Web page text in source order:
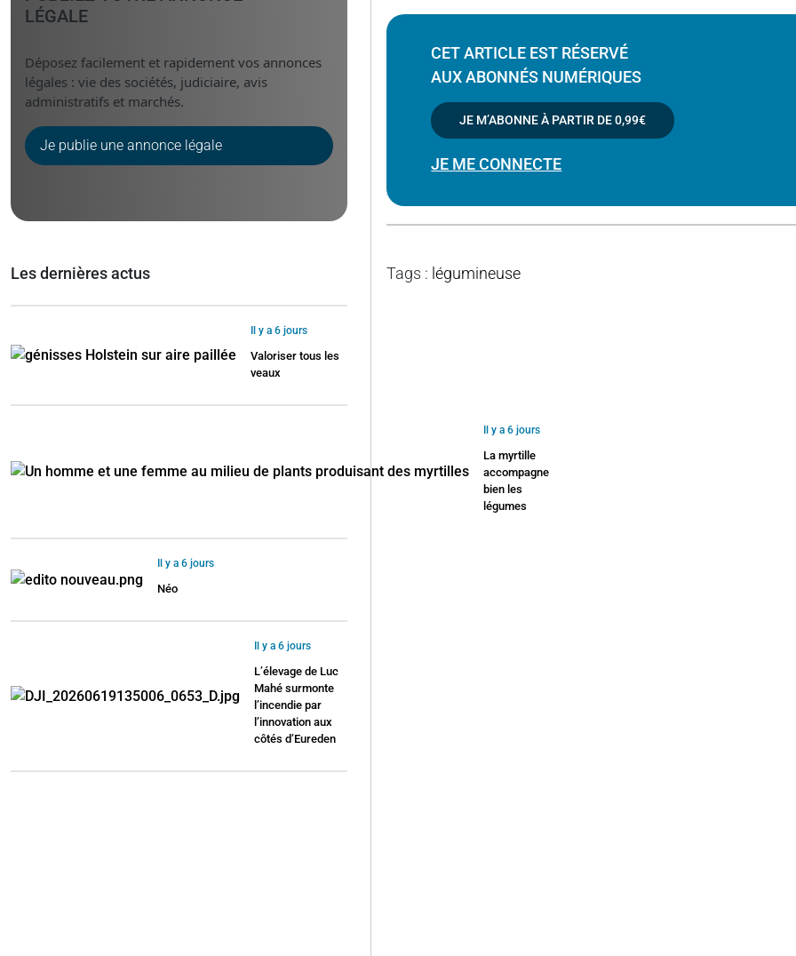
CET ARTICLE EST RÉSERVÉ
AUX ABONNÉS NUMÉRIQUES
JE M’ABONNE À PARTIR DE0,99€
JE ME CONNECTE
Tags : légumineuse
LÉGALE
Déposez facilement et rapidement vos annonces
légales : vie des sociétés, judiciaire, avis
administratifs et marchés.
Je publie une annonce légale
Les dernières actus
Il y a 6 jours
Valoriser tous les
veaux
Il y a 6 jours
La myrtille
accompagne
bien les
légumes
Il y a 6 jours
Néo
Il y a 6 jours
L’élevage de Luc
Mahé surmonte
l’incendie par
l’innovation aux
côtés d’Eureden